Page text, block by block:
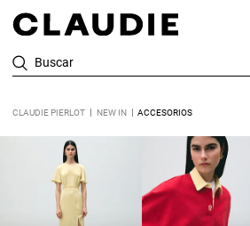
Buscar
CLAUDIE PIERLOT NEW IN ACCESORIOS